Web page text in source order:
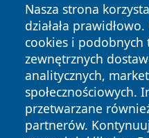
Nasza strona
działała
cookies i
zewnętrznych
analitycznych,
społecznościowych.
przetwarzane
partnerów.
Copyright © 2026